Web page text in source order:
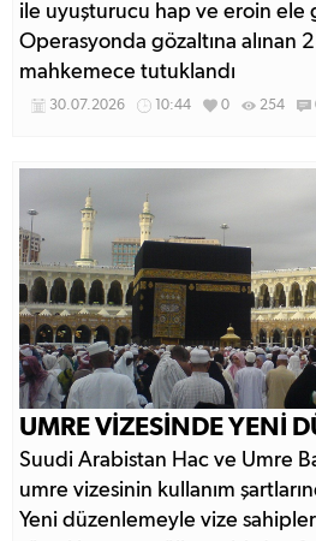
ile uyuşturucu hap ve eroin ele
Operasyonda gözaltına alınan 2
mahkemece tutuklandı
30.07.2026 10:44 0 254
UMRE VİZESİNDE YENİ
Suudi Arabistan Hac ve Umre
umre vizesinin kullanım
Yeni düzenlemeyle vize